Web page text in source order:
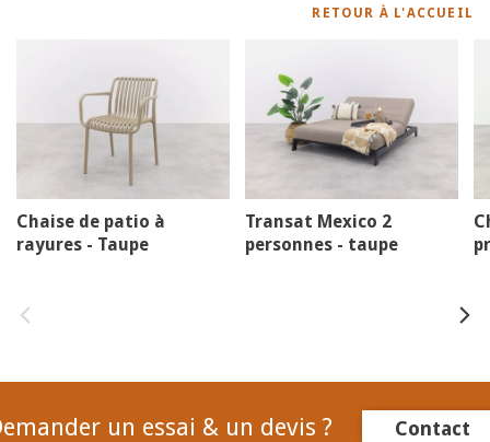
RETOUR À L'ACCUEIL
Chaise de patio à
rayures - Taupe
Transat Mexico 2
personnes - taupe
un essai & un devis ? Contact